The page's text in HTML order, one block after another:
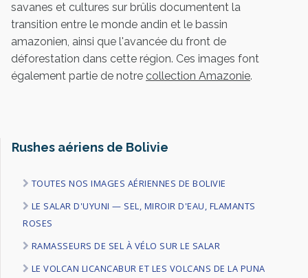
savanes et cultures sur brûlis documentent la
transition entre le monde andin et le bassin
amazonien, ainsi que l'avancée du front de
déforestation dans cette région. Ces images font
également partie de notre collection Amazonie.
Rushes aériens de Bolivie
TOUTES NOS IMAGES AÉRIENNES DE BOLIVIE
LE SALAR D'UYUNI — SEL, MIROIR D'EAU, FLAMANTS
ROSES
RAMASSEURS DE SEL À VÉLO SUR LE SALAR
LE VOLCAN LICANCABUR ET LES VOLCANS DE LA PUNA